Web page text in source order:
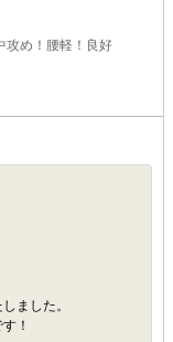
攻め！腰軽！良好
ました。
！